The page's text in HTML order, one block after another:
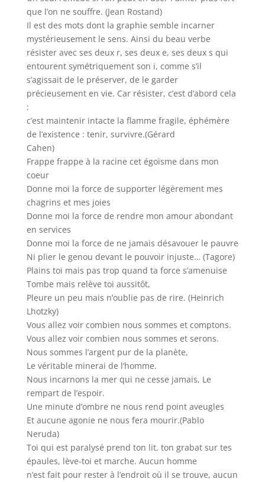
que l’on ne souffre. (Jean Rostand)
Il est des mots dont la graphie semble incarner
mystérieusement le sens. Ainsi du beau verbe
résister avec ses deux r, ses deux e, ses deux s qui
entourent symétriquement son i, comme s’il
s’agissait de le préserver, de le garder
précieusement en vie. Car résister, c’est d’abord cela
:
c’est maintenir intacte la flamme fragile, éphémère
de l’existence : tenir, survivre.(Gérard
Cahen)
Frappe frappe à la racine cet égoïsme dans mon
coeur
Donne moi la force de supporter légèrement mes
chagrins et mes joies
Donne moi la force de rendre mon amour abondant
en services
Donne moi la force de ne jamais désavouer le pauvre
Ni plier le genou devant le pouvoir injuste… (Tagore)
Plains toi mais pas trop quand ta force s’amenuise
Tombe mais relève toi aussitôt,
Pleure un peu mais n’oublie pas de rire. (Heinrich
Lhotzky)
Vous allez voir combien nous sommes et comptons.
Vous allez voir combien nous sommes et serons.
Nous sommes l’argent pur de la planète,
Le véritable minerai de l’homme.
Nous incarnons la mer qui ne cesse jamais, Le
rempart de l’espoir.
Une minute d’ombre ne nous rend point aveugles
Et aucune agonie ne nous fera mourir.(Pablo
Neruda)
Toi qui est paralysé prend ton lit, ton grabat sur tes
épaules, lève-toi et marche. Aucun homme
n’est fait pour rester à l’endroit où il se trouve, aucun